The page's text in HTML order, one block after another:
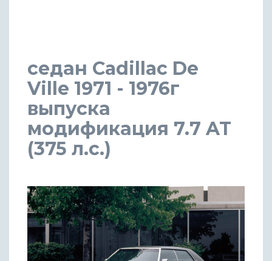
седан Cadillac De
Ville 1971 - 1976г
выпуска
модификация 7.7 AT
(375 л.с.)